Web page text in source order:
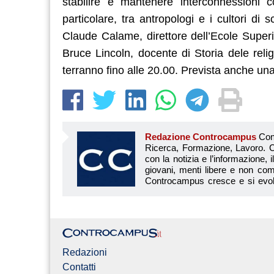
particolare, tra antropologi e i cultori di
Claude Calame, direttore dell’Ecole
Bruce Lincoln, docente di Storia dele
terranno fino alle 20.00. Prevista anche
Redazione Controcampus Controcampus è Il magazine più letto dai giovani su: Scuola, Università, Ricerca, Formazione, Lavoro. Controcampus nasce nell’ottobre 2001 con la missione di affiancare con la notizia e l’informazione, il mondo dell’istruzione e dell’università. Il suo cuore pulsante sono i giovani, menti libere e non compromesse da nessun interesse di parte. Il progetto è ambizioso e Controcampus cresce e si evolve arricchendo il proprio staff con nuovi giovani vogliosi di
Redazioni
Contatti